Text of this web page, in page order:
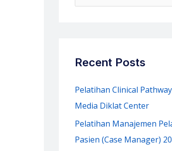
e
h
f
o
Recent Posts
Pelatihan Clinical
Media Diklat Center
Pelatihan Manajemen
Pasien (Case Manager)